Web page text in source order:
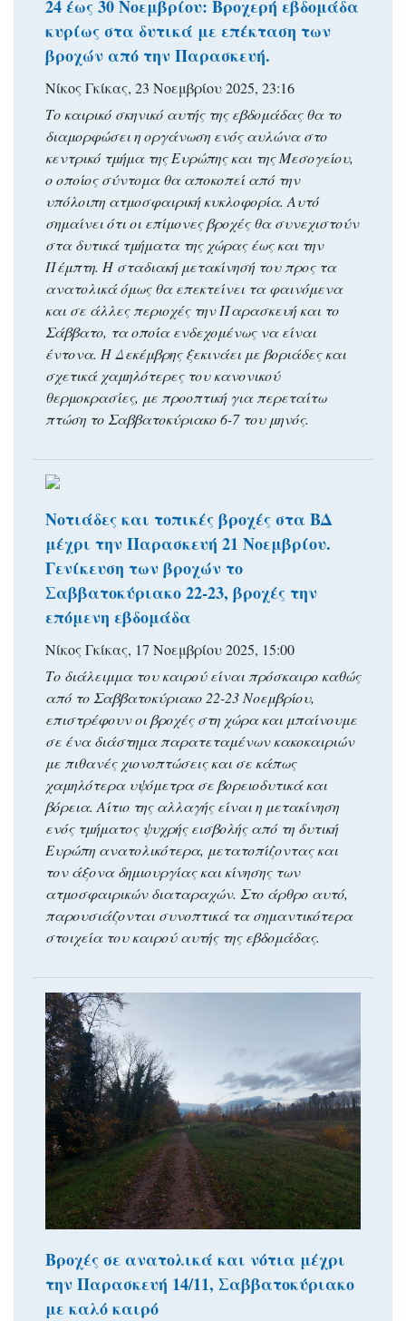
24 έως 30 Νοεμβρίου: Βροχερή εβδομάδα
κυρίως στα δυτικά με επέκταση των
βροχών από την Παρασκευή.
Νίκος Γκίκας, 23 Νοεμβρίου 2025, 23:16
Το καιρικό σκηνικό αυτής της εβδομάδας θα το
διαμορφώσει η οργάνωση ενός αυλώνα στο
κεντρικό τμήμα της Ευρώπης και της Μεσογείου,
ο οποίος σύντομα θα αποκοπεί από την
υπόλοιπη ατμοσφαιρική κυκλοφορία. Αυτό
σημαίνει ότι οι επίμονες βροχές θα συνεχιστούν
στα δυτικά τμήματα της χώρας έως και την
Πέμπτη. Η σταδιακή μετακίνησή του προς τα
ανατολικά όμως θα επεκτείνει τα φαινόμενα
και σε άλλες περιοχές την Παρασκευή και το
Σάββατο, τα οποία ενδεχομένως να είναι
έντονα. Η Δεκέμβρης ξεκινάει με βοριάδες και
σχετικά χαμηλότερες του κανονικού
θερμοκρασίες, με προοπτική για περεταίτω
πτώση το Σαββατοκύριακο 6-7 του μηνός.
Νοτιάδες και τοπικές βροχές στα ΒΔ
μέχρι την Παρασκευή 21 Νοεμβρίου.
Γενίκευση των βροχών το
Σαββατοκύριακο 22-23, βροχές την
επόμενη εβδομάδα
Νίκος Γκίκας, 17 Νοεμβρίου 2025, 15:00
Το διάλειμμα του καιρού είναι πρόσκαιρο καθώς
από το Σαββατοκύριακο 22-23 Νοεμβρίου,
επιστρέφουν οι βροχές στη χώρα και μπαίνουμε
σε ένα διάστημα παρατεταμένων κακοκαιριών
με πιθανές χιονοπτώσεις και σε κάπως
χαμηλότερα υψόμετρα σε βορειοδυτικά και
βόρεια. Αίτιο της αλλαγής είναι η μετακίνηση
ενός τμήματος ψυχρής εισβολής από τη δυτική
Ευρώπη ανατολικότερα, μετατοπίζοντας και
τον άξονα δημιουργίας και κίνησης των
ατμοσφαιρικών διαταραχών. Στο άρθρο αυτό,
παρουσιάζονται συνοπτικά τα σημαντικότερα
στοιχεία του καιρού αυτής της εβδομάδας.
Βροχές σε ανατολικά και νότια μέχρι
την Παρασκευή 14/11, Σαββατοκύριακο
με καλό καιρό